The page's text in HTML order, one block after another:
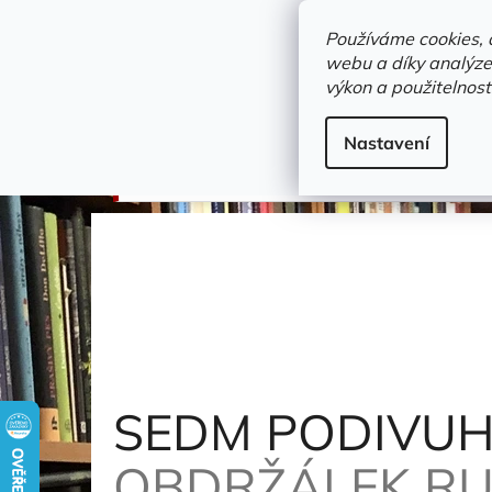
Používáme
webu a díky
výkon a
Nastavení
Novinky Trvalky a
SEDM PODIVUHODNÝCH DNŮ PETRA KRÁLE
SEDM